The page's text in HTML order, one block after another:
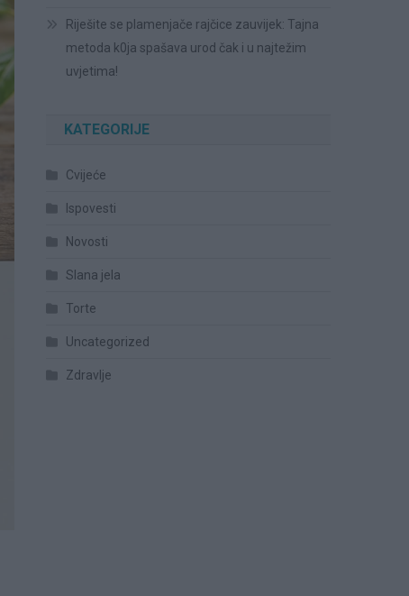
Riješite se plamenjače rajčice zauvijek: Tajna
metoda k0ja spašava urod čak i u najtežim
uvjetima!
KATEGORIJE
Cvijeće
Ispovesti
Novosti
Slana jela
Torte
Uncategorized
Zdravlje